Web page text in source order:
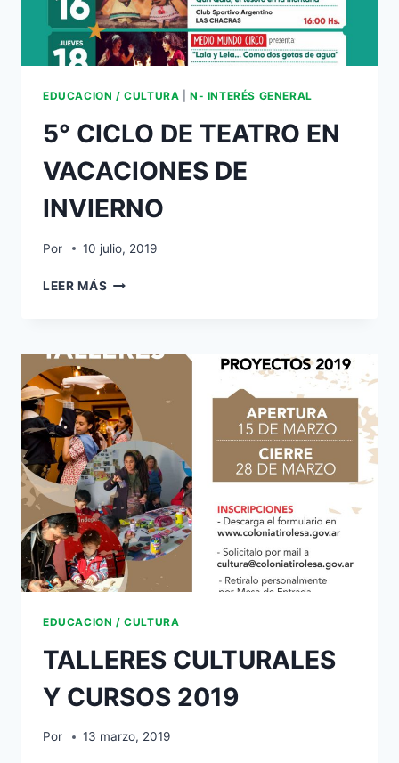
EDUCACION / CULTURA |N- INTERÉS GENERAL
5° CICLO DE TEATRO EN
VACACIONES DE
INVIERNO
Por 10 julio, 2019
LEER MÁS
EDUCACION / CULTURA
TALLERES CULTURALES
Y CURSOS 2019
Por 13 marzo, 2019